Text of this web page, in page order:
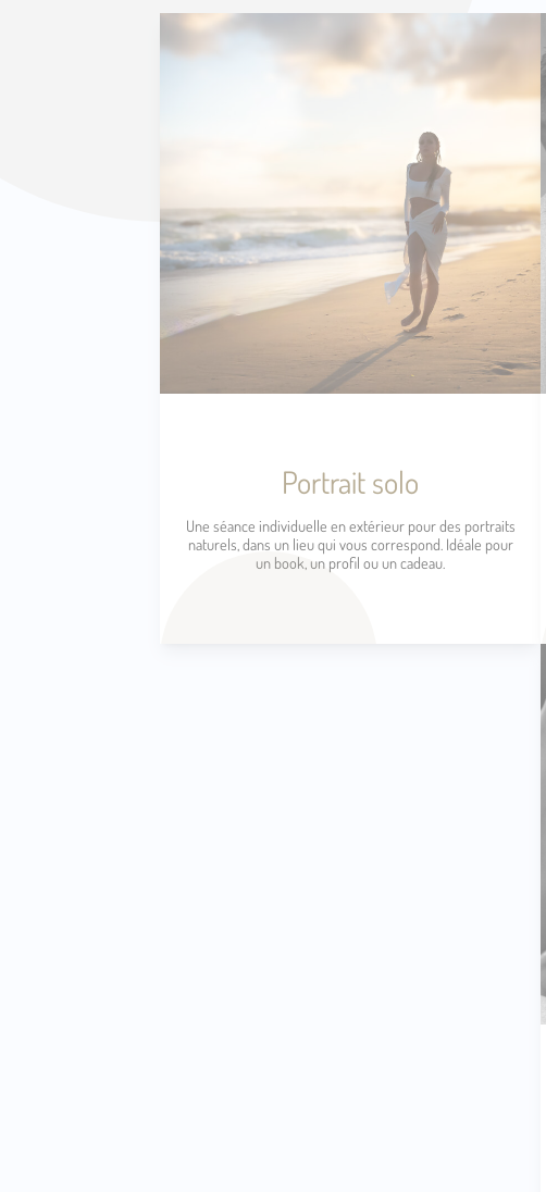
Portrait solo
Une séance individuelle en extérieur pour des portraits
naturels, dans un lieu qui vous correspond. Idéale pour
un book, un profil ou un cadeau.